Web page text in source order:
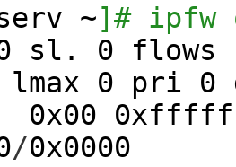
~] # ipfw
sl. 0 flows
lmax 0 pri 0
/0x0000